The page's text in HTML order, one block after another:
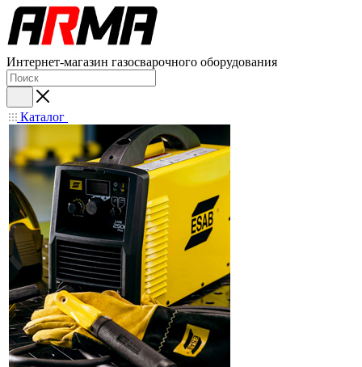
Интернет-магазин газосварочного оборудования
Каталог